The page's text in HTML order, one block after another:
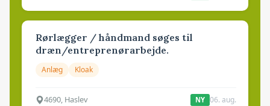
Rørlægger / håndmand søges til
dræn/entreprenørarbejde.
Anlæg Kloak
4690, Haslev NY 06. aug.